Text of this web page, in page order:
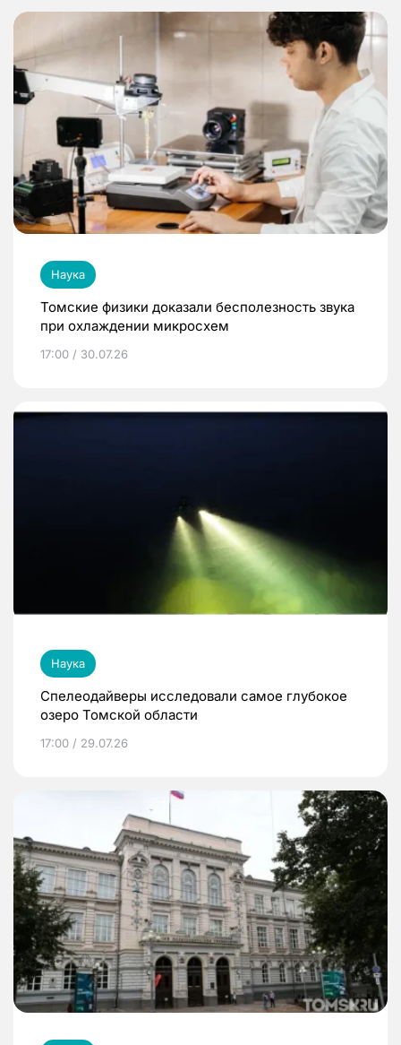
Наука
Томские физики доказали бесполезность звука
при охлаждении микросхем
17:00 / 30.07.26
Наука
Спелеодайверы исследовали самое глубокое
озеро Томской области
17:00 / 29.07.26